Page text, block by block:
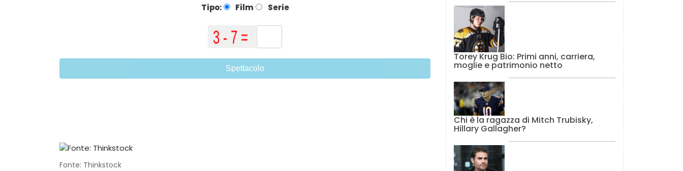
Tipo: Film Serie
Spettacolo
Fonte: Thinkstock
Torey Krug Bio: Primi anni, carriera,
moglie e patrimonio netto
Chi è la ragazza di Mitch Trubisky,
Hillary Gallagher?